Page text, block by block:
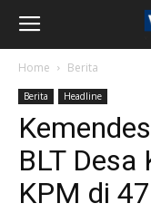
Home Berita
Berita Headline
BLT Desa
KPM di